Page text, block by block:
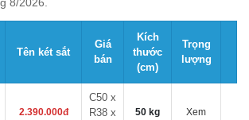
Tên két sắt
Giá
bán
Kích
thước
(cm)
Trọng
lượng
2.390.000đ
C50 x
R38 x
50 kg Xem